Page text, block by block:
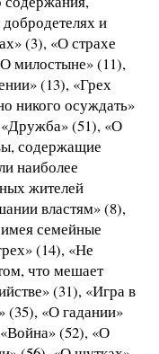
и
(3), «О страхе
милостыне» (11),
(13), «Грех
никого осуждать»
«Дружба» (51), «О
содержащие
наиболее
жителей
властям» (8),
семейные
(14), «Не
что мешает
(31), «Игра в
(35), «О гадании»
(52), «О